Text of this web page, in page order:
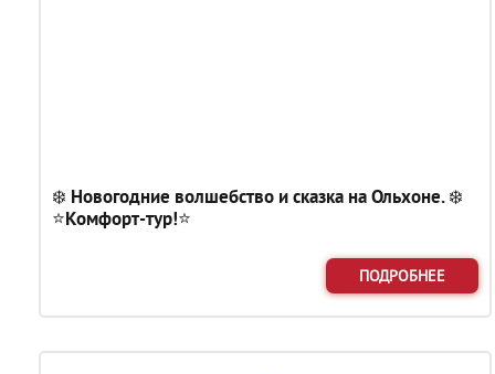
❄️ Новогодние волшебство и сказка на Ольхоне. ❄️
⭐Комфорт-тур!⭐
ПОДРОБНЕЕ